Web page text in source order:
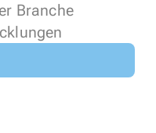
Branche